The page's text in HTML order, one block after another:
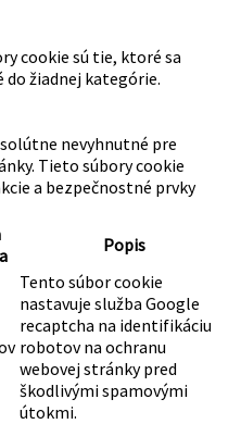
cookie sú tie, ktoré sa
do žiadnej kategórie.
nevyhnutné pre
Tieto súbory cookie
a bezpečnostné prvky
Popis
Tento súbor cookie
nastavuje služba Google
recaptcha na identifikáciu
robotov na ochranu
webovej stránky pred
škodlivými spamovými
útokmi.